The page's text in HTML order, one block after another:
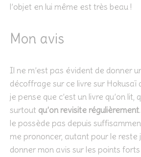
l’objet en lui même est très beau !
Mon avis
Il ne m’est pas évident de donner
décoffrage sur ce livre sur Hokusaï
je pense que c’est un livre qu’on lit,
surtout qu’on revisite régulièrement
le possède pas depuis
me prononcer, autant pour le reste
donner mon avis sur les points